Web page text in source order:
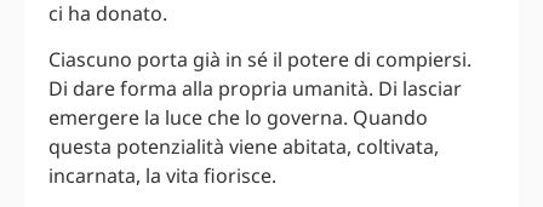
ci ha donato.
Ciascuno porta già in sé il potere di compiersi.
Di dare forma alla propria umanità. Di lasciar
emergere la luce che lo governa. Quando
questa potenzialità viene abitata, coltivata,
incarnata, la vita fiorisce.